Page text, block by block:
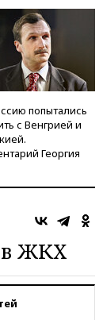
попытались
с Венгрией и
Георгия
ЖКХ